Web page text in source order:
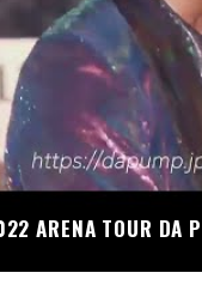
LIVE 2026」グッズ通信
ARENA TOUR DA